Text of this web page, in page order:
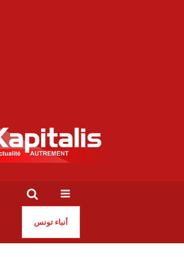
أنباء تونس